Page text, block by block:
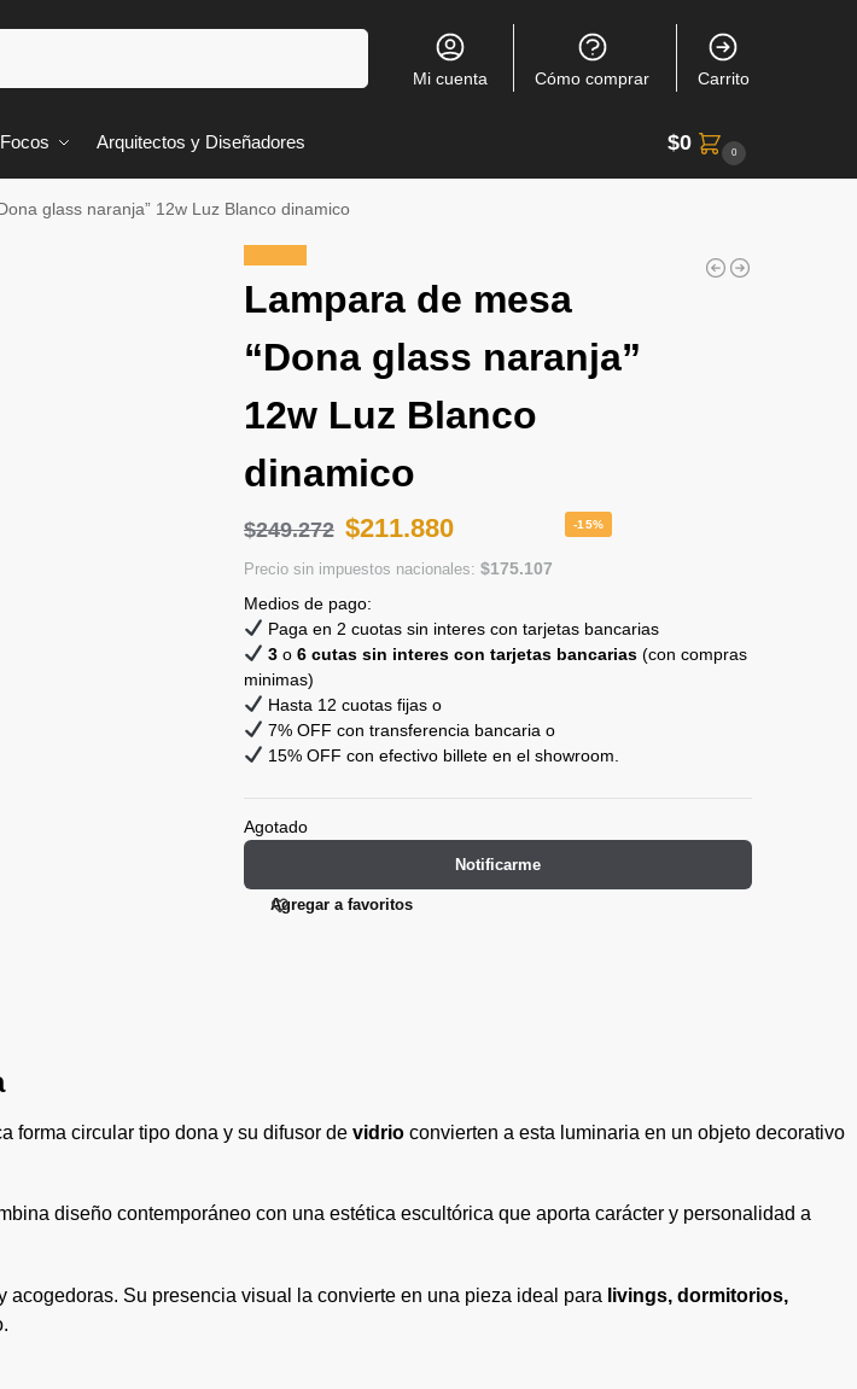
Mi cuenta Cómo comprar Carrito
Arquitectos y Diseñadores $0 0
glass naranja” 12w Luz Blanco dinamico
Lampara de mesa
“Dona glass naranja”
12w Luz Blanco
dinamico
$249.272 $211.880
Precio sin impuestos nacionales: $175.107
-15%
Medios de pago:
Paga en 2 cuotas sin interes con tarjetas bancarias
3o 6 cutas sin interes con tarjetas bancarias(con compras
minimas)
Hasta 12 cuotas fijas o
7% OFF con transferencia bancaria o
15% OFF con efectivo billete en el showroom.
Agotado
Notificarme
Agregar a favoritos
forma circular tipo dona y su difusor de vidrio convierten a esta luminaria en un objeto decorativo
diseño contemporáneo con una estética escultórica que aporta carácter y personalidad a
acogedoras. Su presencia visual la convierte en una pieza ideal para livings, dormitorios,